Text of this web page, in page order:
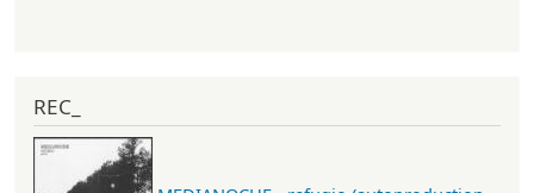
REC_